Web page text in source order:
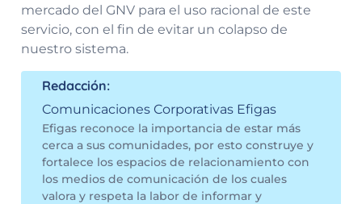
mercado del GNV para el uso racional de este
servicio, con el fin de evitar un colapso de
nuestro sistema.
Redacción:
Comunicaciones Corporativas Efigas
Efigas reconoce la importancia de estar más
cerca a sus comunidades, por esto construye y
fortalece los espacios de relacionamiento con
los medios de comunicación de los cuales
valora y respeta la labor de informar y